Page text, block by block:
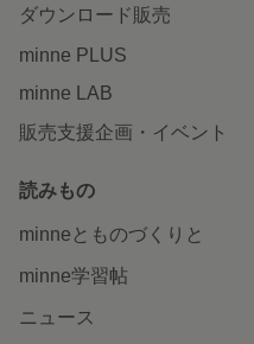
ダウンロード販売
minne PLUS
minne LAB
販売支援企画・イベント
読みもの
minneとものづくりと
minne学習帖
ニュース